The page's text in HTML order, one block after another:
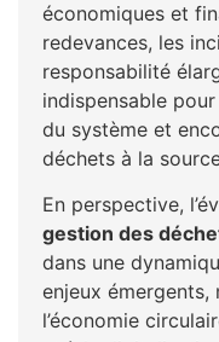
économiques et
redevances, les
responsabilité
indispensable
du système et
déchets à la
En perspective,
gestion des
dans une
enjeux émergents,
l’économie